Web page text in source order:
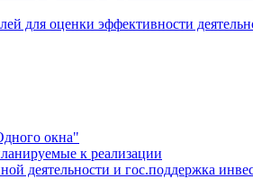
для оценки эффективности
окна"
к реализации
деятельности и гос.поддержка